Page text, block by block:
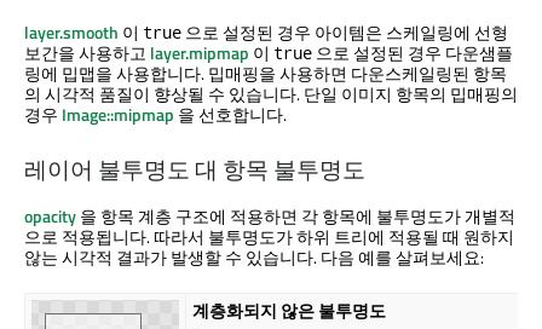
layer.smooth 이 true 으로 설정된 경우 아이템은 스케일링에 선형
보간을 사용하고 layer.mipmap 이 true 으로 설정된 경우 다운샘플
링에 밉맵을 사용합니다. 밉매핑을 사용하면 다운스케일링된 항목
의 시각적 품질이 향상될 수 있습니다. 단일 이미지 항목의 밉매핑의
경우 Image::mipmap 을 선호합니다.
레이어 불투명도 대 항목 불투명도
opacity을 항목 계층 구조에 적용하면 각 항목에 불투명도가 개별적
으로 적용됩니다. 따라서 불투명도가 하위 트리에 적용될 때 원하지
않는 시각적 결과가 발생할 수 있습니다. 다음 예를 살펴보세요:
계층화되지 않은 불투명도